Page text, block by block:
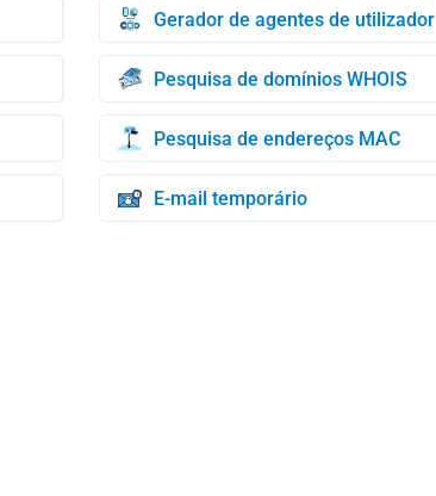
Gerador de agentes de utilizador
Pesquisa de domínios WHOIS
Pesquisa de endereços MAC
E-mail temporário